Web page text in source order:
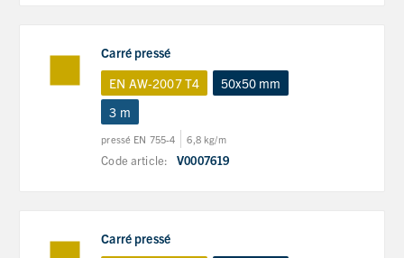
Carré pressé
EN AW-2007 T4
50x50 mm
3 m
pressé EN 755-4 6,8 kg/m
Code article: V0007619
Carré pressé